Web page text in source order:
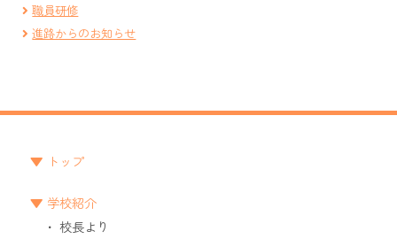
職員研修
進路からのお知らせ
トップ
学校紹介
校長より